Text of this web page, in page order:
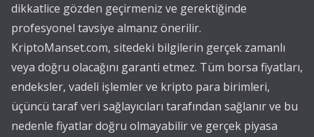
dikkatlice gözden geçirmeniz ve gerektiğinde
profesyonel tavsiye almanız önerilir.
KriptoManset.com, sitedeki bilgilerin gerçek zamanlı
veya doğru olacağını garanti etmez. Tüm borsa fiyatları,
endeksler, vadeli işlemler ve kripto para birimleri,
üçüncü taraf veri sağlayıcıları tarafından sağlanır ve bu
nedenle fiyatlar doğru olmayabilir ve gerçek piyasa